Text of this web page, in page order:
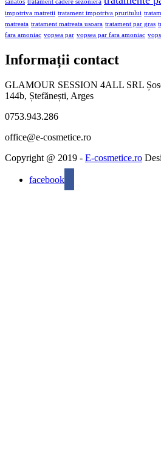
impotriva matretii tratament impotriva pruritului
matreata tratament matreata usoara tratament par gras
fara amoniac vopsea par vopsea par fara amoniac
Informații contact
GLAMOUR SESSION 4ALL SRL
144b, Ștefănești, Arges
0753.943.286
office@e-cosmetice.ro
Copyright @ 2019 - E-cosmetice.ro
facebook